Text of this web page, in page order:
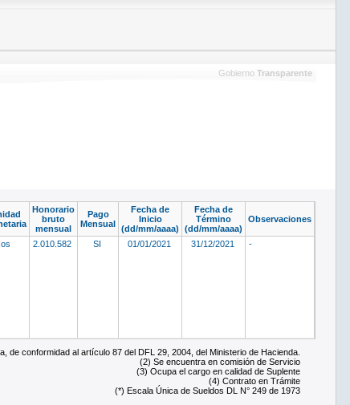
Gobierno Transparente
Honorario
bruto
mensual
Pago
Mensual
Fecha de
Inicio
(dd/mm/aaaa)
Fecha de
Término
(dd/mm/aaaa)
Observaciones
2.010.582 SI 01/01/2021 31/12/2021 -
de conformidad al artículo 87 del DFL 29, 2004, del Ministerio de Hacienda.
(2) Se encuentra en comisión de Servicio
(3) Ocupa el cargo en calidad de Suplente
(4) Contrato en Trámite
(*) Escala Única de Sueldos DL N° 249 de 1973